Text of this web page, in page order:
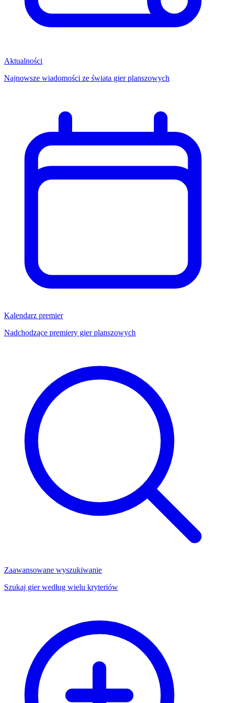
Aktualności
Najnowsze wiadomości ze świata gier planszowych
Kalendarz premier
Nadchodzące premiery gier planszowych
Zaawansowane wyszukiwanie
Szukaj gier według wielu kryteriów